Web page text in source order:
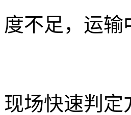
度不足，运输
现场快速判定